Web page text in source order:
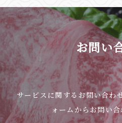
定額でお食事を楽しんで頂
す♪
お肉は【黒毛和牛 カル
鶏】
ご飯
わかめスープ
ミニサラダ
その日の小皿
が付いています♪
一度、是非お試しくださ
※敦賀店限定になっており
お問い
サービスに関するお問い合わ
ォームからお問い